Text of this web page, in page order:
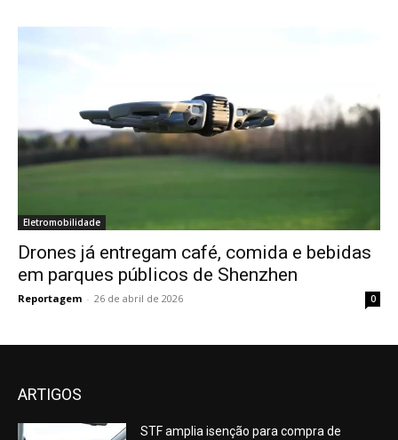
Eletromobilidade
Drones já entregam café, comida e bebidas
em parques públicos de Shenzhen
Reportagem - 26 de abril de 2026 0
ARTIGOS
STF amplia isenção para compra de